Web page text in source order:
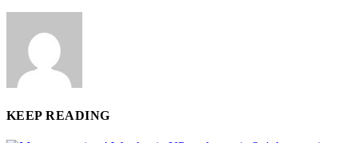
KEEP READING